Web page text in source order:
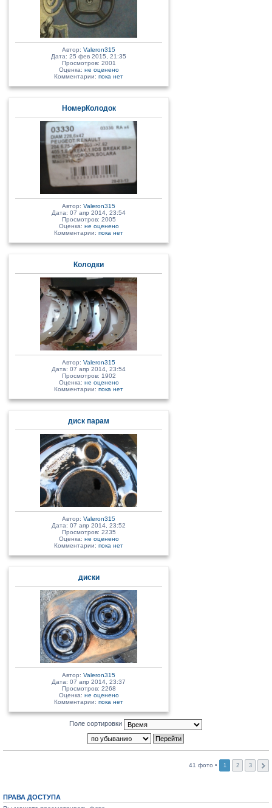
Автор: Valeron315
Дата: 25 фев 2015, 21:35
Просмотров: 2001
Оценка: не оценено
Комментарии: пока нет
НомерКолодок
Автор: Valeron315
Дата: 07 апр 2014, 23:54
Просмотров: 2005
Оценка: не оценено
Комментарии: пока нет
Колодки
Автор: Valeron315
Дата: 07 апр 2014, 23:54
Просмотров: 1902
Оценка: не оценено
Комментарии: пока нет
диск парам
Автор: Valeron315
Дата: 07 апр 2014, 23:52
Просмотров: 2235
Оценка: не оценено
Комментарии: пока нет
диски
Автор: Valeron315
Дата: 07 апр 2014, 23:37
Просмотров: 2268
Оценка: не оценено
Комментарии: пока нет
Поле сортировки
41 фото • 1 2 3
ПРАВА ДОСТУПА